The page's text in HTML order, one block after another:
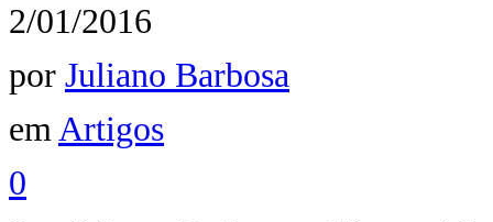
2/01/2016
por Juliano Barbosa
em Artigos
0